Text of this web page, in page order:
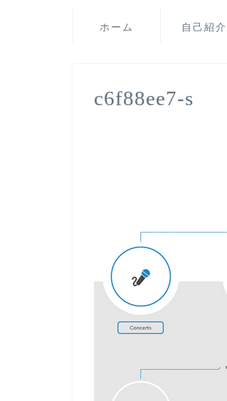
ホーム 自己紹介
c6f88ee7-s